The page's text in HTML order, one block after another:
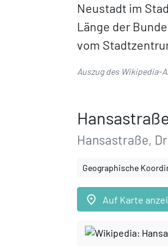
Neustadt im
Länge der
vom
Auszug des Wikipedia-
Hansastraße,
Geographische
place Auf Karte